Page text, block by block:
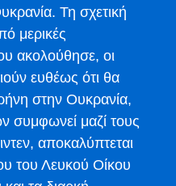
Τη σχετική
μερικές
ακολούθησε, οι
ευθέως ότι θα
στην Ουκρανία,
συμφωνεί μαζί τους
αποκαλύπτεται
του Λευκού Οίκου